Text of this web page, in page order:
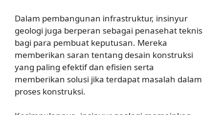
Dalam pembangunan infrastruktur, insinyur
geologi juga berperan sebagai penasehat teknis
bagi para pembuat keputusan. Mereka
memberikan saran tentang desain konstruksi
yang paling efektif dan efisien serta
memberikan solusi jika terdapat masalah dalam
proses konstruksi.